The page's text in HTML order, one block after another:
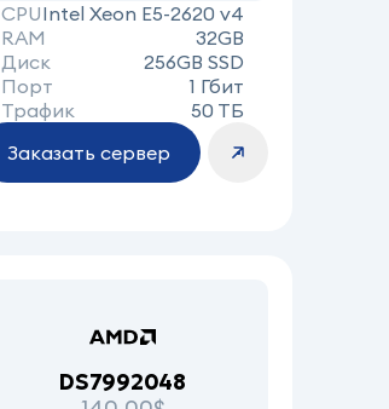
CPUIntel Xeon E5-2620 v4
RAM
32GB
Диск
256GB SSD
Порт
1 Гбит
Трафик
50 ТБ
Заказать сервер
DS7992048